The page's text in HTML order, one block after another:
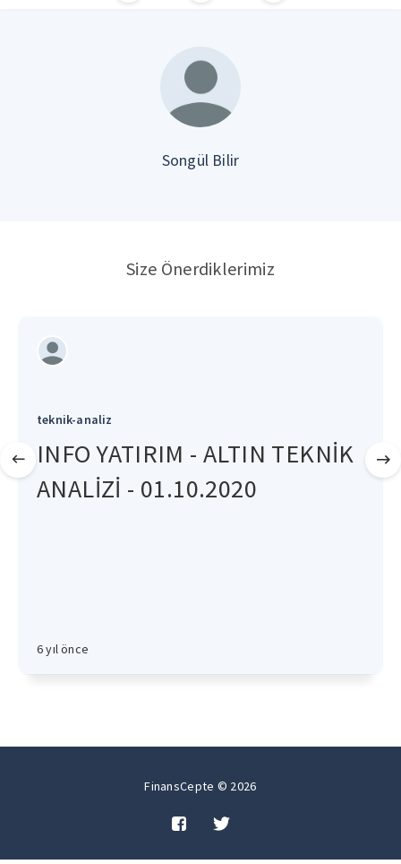
Songül Bilir
Size Önerdiklerimiz
teknik-analiz
INFO YATIRIM - ALTIN TEKNİK
ANALİZİ - 01.10.2020
6 yıl önce
FinansCepte © 2026